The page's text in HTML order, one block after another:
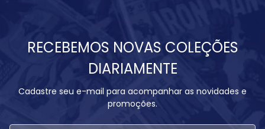
RECEBEMOS NOVAS COLEÇÕES
DIARIAMENTE
Cadastre seu e-mail para acompanhar as novidades e
promoções.